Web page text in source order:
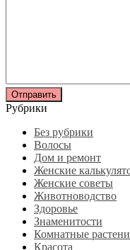
Рубрики
Без рубрики
Волосы
Дом и ремонт
Женские
Женские советы
Животноводство
Здоровье
Знаменитости
Комнатные
Красота